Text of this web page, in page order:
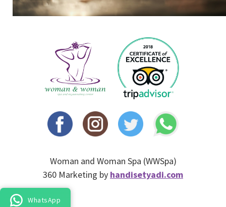
Woman and Woman Spa (WWSpa)
360 Marketing by handisetyadi.com
WhatsApp